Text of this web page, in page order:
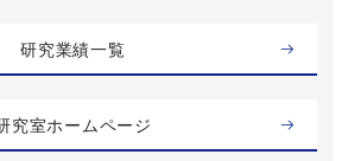
研究業績一覧
究室ホームページ